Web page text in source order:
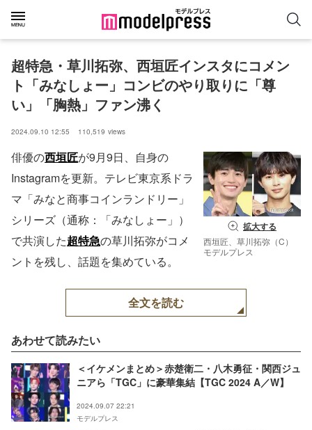
超特急・草川拓弥、西垣匠インスタにコメン
ト「みなしょー」コンビのやり取りに「尊
い」「胸熱」ファン沸く
2024.09.10 12:55 110,519 views
拡大する
西垣匠、草川拓弥（C）
モデルプレス
俳優の西垣匠が9月9日、自身の
Instagramを更新。テレビ東京系ドラ
マ「みなと商事コインランドリー」
シリーズ（通称：「みなしょー」）
で共演した超特急の草川拓弥がコメ
ントを残し、話題を集めている。
全文を読む
あわせて読みたい
＜イケメンまとめ＞赤楚衛二・八木勇征・関西ジュ
ニアら「TGC」に豪華集結【TGC 2024 A／W】
2024.09.07 22:21
モデルプレス